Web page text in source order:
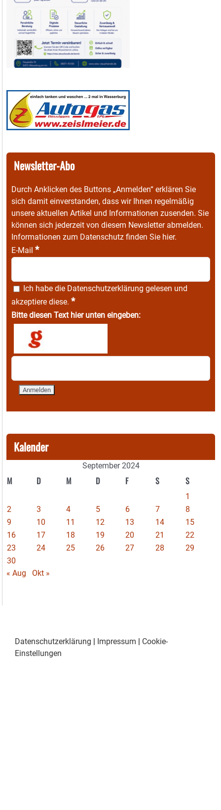
Newsletter-Abo
Durch Anklicken des Buttons „Anmelden“ erklären Sie
sich damit einverstanden, dass wir Ihnen regelmäßig
unsere aktuellen Artikel und Informationen zusenden. Sie
können sich jederzeit von diesem Newsletter abmelden.
Informationen zum Datenschutz finden Sie hier.
E-Mail *
Ich habe die Datenschutzerklärung gelesen und
akzeptiere diese. *
Bitte diesen Text hier unten eingeben:
Kalender
September 2024
M D M D F S S
1
2
3 4 5 6 7
8
9
10 11 12 13 14
15
16
17 18 19 20 21
22
23
24 25 26 27 28
29
30
« Aug
Okt »
Datenschutzerklärung Impressum
Cookie-
Einstellungen